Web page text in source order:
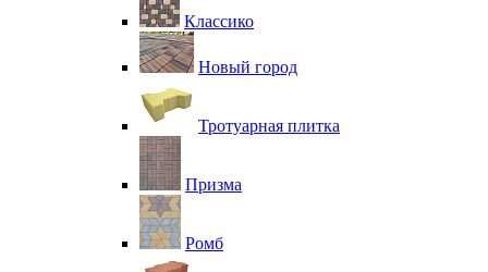
Классико
Новый город
Тротуарная плитка
Призма
Ромб